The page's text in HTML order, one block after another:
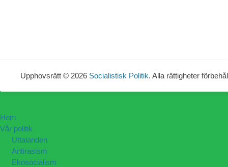
Upphovsrätt © 2026 Socialistisk Politik. Alla rättigheter
Hem
Vår politik
Uttalanden
Antirasism
Ekosocialism